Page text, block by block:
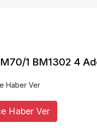
1 BM1302 4
Haber Ver
Haber Ver